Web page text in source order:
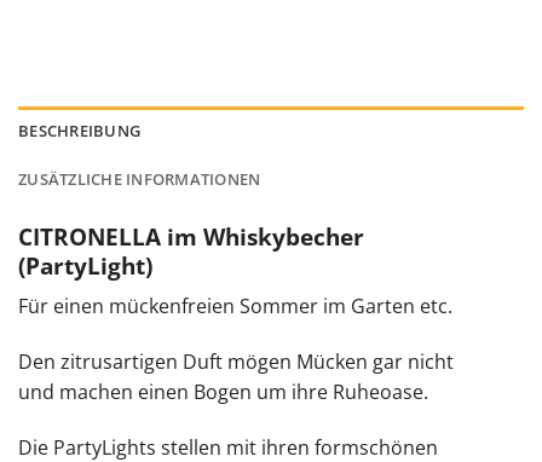
BESCHREIBUNG
ZUSÄTZLICHE INFORMATIONEN
CITRONELLA im Whiskybecher
(PartyLight)
Für einen mückenfreien Sommer im Garten etc.
Den zitrusartigen Duft mögen Mücken gar nicht
und machen einen Bogen um ihre Ruheoase.
Die PartyLights stellen mit ihren formschönen